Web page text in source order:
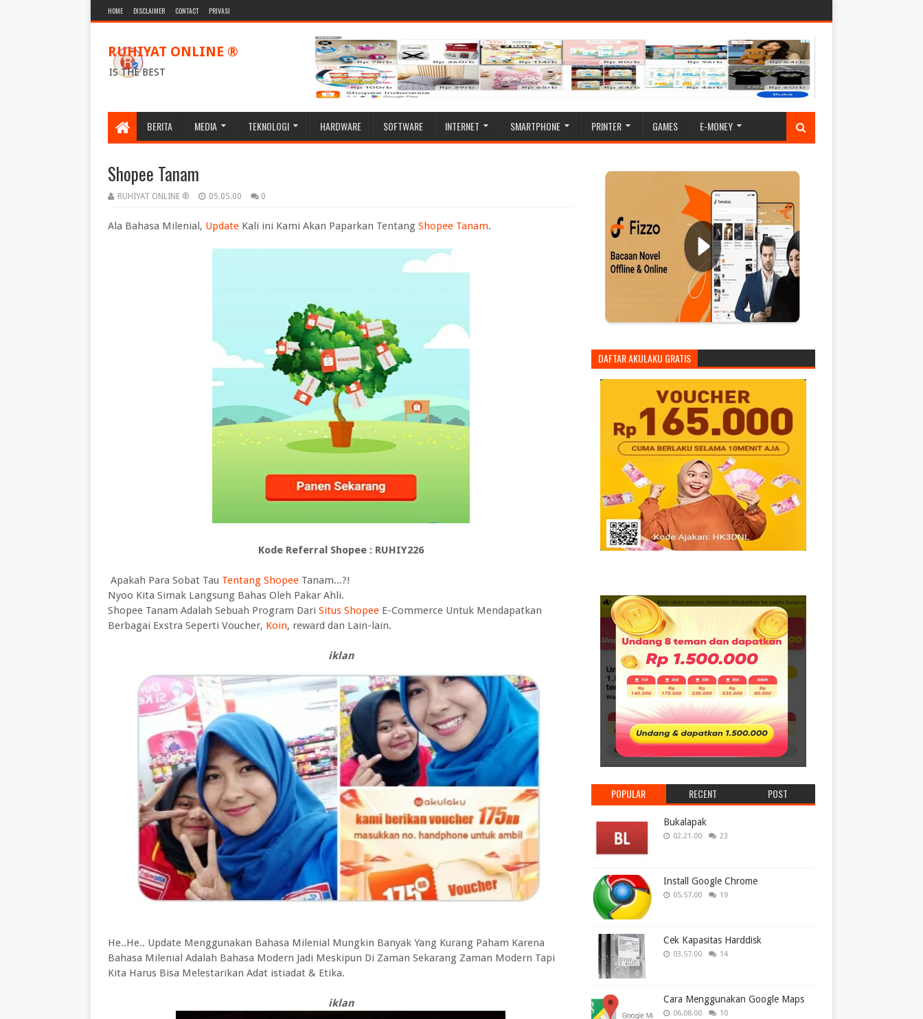
HOME DISCLAIMER CONTACT PRIVASI
RUHIYAT ONLINE ®
IS THE BEST
BERITA MEDIA TEKNOLOGI HARDWARE SOFTWARE INTERNET SMARTPHONE PRINTER GAMES E-MONEY
Shopee Tanam
RUHIYAT ONLINE ® 05.05.00 0
Ala Bahasa Milenial, Update Kali ini Kami Akan Paparkan Tentang Shopee Tanam.
Kode Referral Shopee : RUHIY226
Apakah Para Sobat Tau Tentang Shopee Tanam...?!
Nyoo Kita Simak Langsung Bahas Oleh Pakar Ahli.
Shopee Tanam Adalah Sebuah Program Dari Situs Shopee E-Commerce Untuk Mendapatkan
Berbagai Exstra Seperti Voucher, Koin, reward dan Lain-lain.
iklan
He..He.. Update Menggunakan Bahasa Milenial Mungkin Banyak Yang Kurang Paham Karena
Bahasa Milenial Adalah Bahasa Modern Jadi Meskipun Di Zaman Sekarang Zaman Modern Tapi
Kita Harus Bisa Melestarikan Adat istiadat & Etika.
iklan
DAFTAR AKULAKU GRATIS
POPULAR RECENT POST
Bukalapak
02.21.00 23
Install Google Chrome
05.57.00 19
Cek Kapasitas Harddisk
03.57.00 14
Cara Menggunakan Google Maps
06.08.00 10